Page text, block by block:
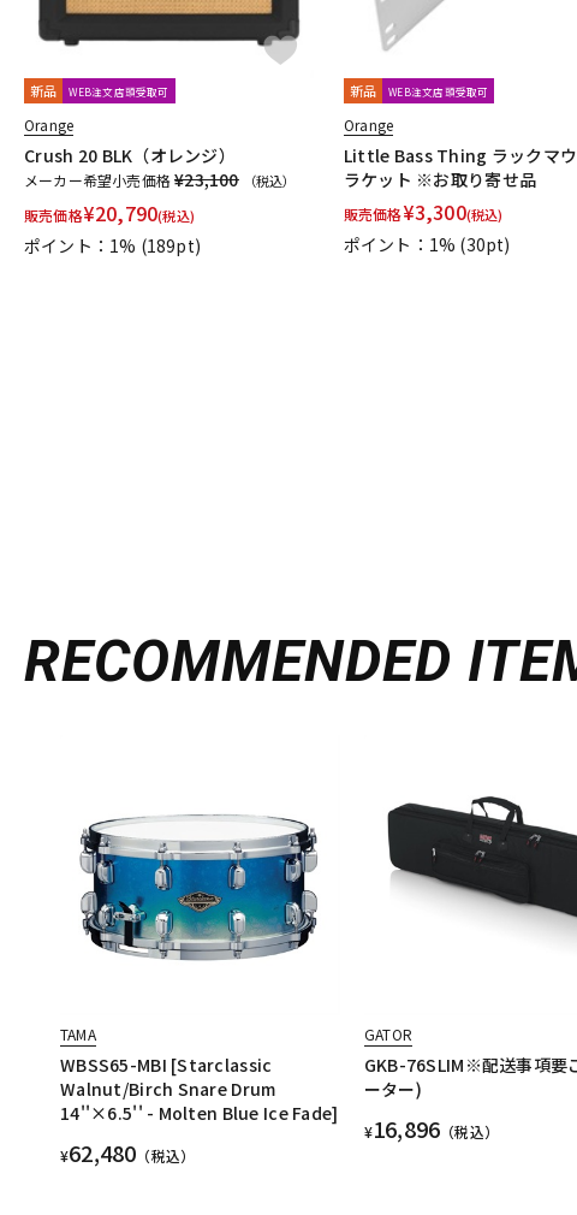
新品 WEB注文店頭受取可
Orange
Crush 20 BLK（オレンジ）
メーカー希望小売価格¥23,100 （税込）
販売価格¥20,790(税込)
ポイント：1% (189pt)
新品 WEB注文店頭受取可
Orange
Little Bass Thing ラックマ
ラケット ※お取り寄せ品
販売価格¥3,300(税込)
ポイント：1% (30pt)
RECOMMENDED
TAMA
WBSS65-MBI [Starclassic
Walnut/Birch Snare Drum
14''×6.5'' - Molten Blue Ice Fade]
¥62,480 （税込）
GATOR
GKB-76SLIM※配送事項要
ーター)
¥16,896 （税込）